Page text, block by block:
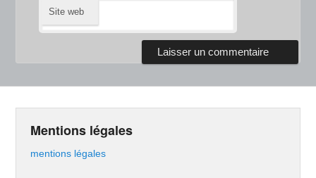
Site web
Mentions légales
mentions légales